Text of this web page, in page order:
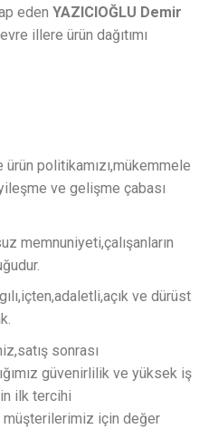
eden YAZICIOĞLU Demir
illere ürün dağıtımı
politikamızı,mükemmele
ve gelişme çabası
memnuniyeti,çalışanların
ve dürüst
sonrası
güvenirlilik ve yüksek iş
ilk tercihi
müşterilerimiz için değer